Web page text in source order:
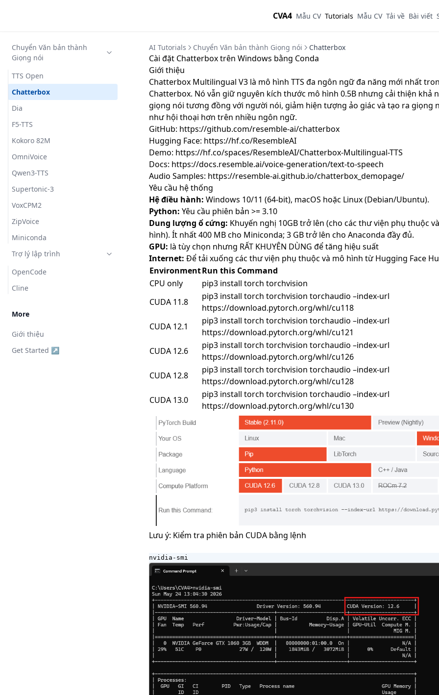
CVA4 Mẫu CV Tutorials Mẫu CV Tải về Bài viết
Chuyển Văn bản thành
Giọng nói
TTS Open
Chatterbox
Dia
F5-TTS
Kokoro 82M
OmniVoice
Qwen3-TTS
Supertonic-3
VoxCPM2
ZipVoice
Miniconda
Trợ lý lập trình
OpenCode
Cline
More
Giới thiệu
Get Started ↗
AI Tutorials Chuyển Văn bản thành Giọng nói Chatterbox
Cài đặt Chatterbox trên Windows bằng Conda
Giới thiệu
Chatterbox Multilingual V3 là mô hình TTS đa ngôn ngữ đa năng mới nhất
Chatterbox. Nó vẫn giữ nguyên kích thước mô hình 0.5B nhưng cải thiện khả
giọng nói tương đồng với người nói, giảm hiện tượng ảo giác và tạo ra giọng
như hội thoại hơn trên nhiều ngôn ngữ.
GitHub: https://github.com/resemble-ai/chatterbox
Hugging Face: https://hf.co/ResembleAI
Demo: https://hf.co/spaces/ResembleAI/Chatterbox-Multilingual-TTS
Docs: https://docs.resemble.ai/voice-generation/text-to-speech
Audio Samples: https://resemble-ai.github.io/chatterbox_demopage/
Yêu cầu hệ thống
Hệ điều hành: Windows 10/11 (64-bit), macOS hoặc Linux (Debian/Ubuntu).
Python: Yêu cầu phiên bản >= 3.10
Dung lượng ổ cứng: Khuyến nghị 10GB trở lên (cho các thư viện phụ thuộc
hình). Ít nhất 400 MB cho Miniconda; 3 GB trở lên cho Anaconda đầy đủ.
GPU: là tùy chọn nhưng RẤT KHUYÊN DÙNG để tăng hiệu suất
Internet: Để tải xuống các thư viện phụ thuộc và mô hình từ Hugging Face
EnvironmentRun this Command
CPU only
pip3 install torch torchvision
CUDA 11.8
pip3 install torch torchvision torchaudio –index-url
https://download.pytorch.org/whl/cu118
CUDA 12.1
pip3 install torch torchvision torchaudio –index-url
https://download.pytorch.org/whl/cu121
CUDA 12.6
pip3 install torch torchvision torchaudio –index-url
https://download.pytorch.org/whl/cu126
CUDA 12.8
pip3 install torch torchvision torchaudio –index-url
https://download.pytorch.org/whl/cu128
CUDA 13.0
pip3 install torch torchvision torchaudio –index-url
https://download.pytorch.org/whl/cu130
Lưu ý: Kiểm tra phiên bản CUDA bằng lệnh
nvidia-smi